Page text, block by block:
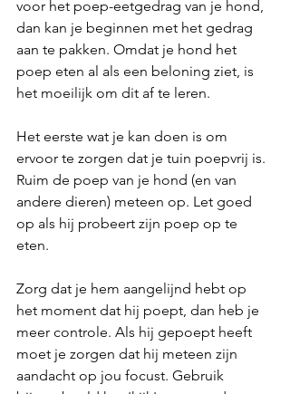
voor het poep-eetgedrag van je hond,
dan kan je beginnen met het gedrag
aan te pakken. Omdat je hond het
poep eten al als een beloning ziet, is
het moeilijk om dit af te leren.
Het eerste wat je kan doen is om
ervoor te zorgen dat je tuin poepvrij is.
Ruim de poep van je hond (en van
andere dieren) meteen op. Let goed
op als hij probeert zijn poep op te
eten.
Zorg dat je hem aangelijnd hebt op
het moment dat hij poept, dan heb je
meer controle. Als hij gepoept heeft
moet je zorgen dat hij meteen zijn
aandacht op jou focust. Gebruik